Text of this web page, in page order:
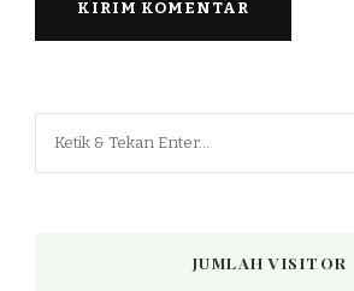
JUMLAH VISITOR